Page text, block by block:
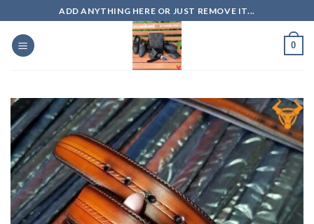
to
content
ADD ANYTHING HERE OR JUST REMOVE IT...
0